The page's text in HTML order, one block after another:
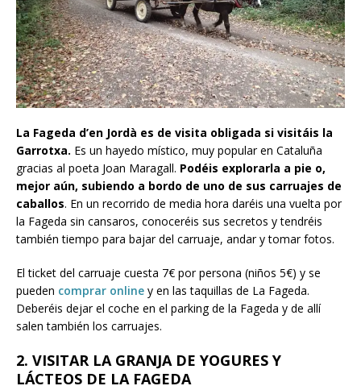
La Fageda d’en Jordà es de visita obligada si visitáis la
Garrotxa. Es un hayedo místico, muy popular en Cataluña
gracias al poeta Joan Maragall. Podéis explorarla a pie o,
mejor aún, subiendo a bordo de uno de sus carruajes de
caballos. En un recorrido de media hora daréis una vuelta por
la Fageda sin cansaros, conoceréis sus secretos y tendréis
también tiempo para bajar del carruaje, andar y tomar fotos.
El ticket del carruaje cuesta 7€ por persona (niños 5€) y se
pueden comprar online y en las taquillas de La Fageda.
Deberéis dejar el coche en el parking de la Fageda y de allí
salen también los carruajes.
2. VISITAR LA GRANJA DE YOGURES Y
LÁCTEOS DE LA FAGEDA